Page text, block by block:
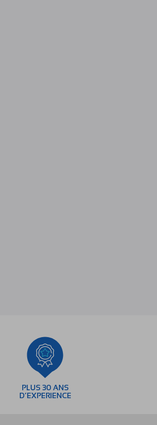
PLUS 30 ANS
D’EXPERIENCE